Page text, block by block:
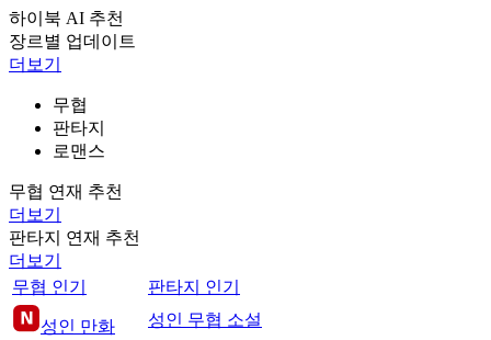
하이북 AI 추천
장르별 업데이트
더보기
무협
판타지
로맨스
무협 연재 추천
더보기
판타지 연재 추천
더보기
무협 인기
판타지 인기
성인 만화
성인 무협 소설